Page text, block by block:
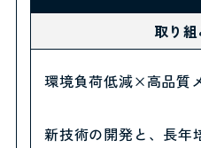
取り
環境負荷低減×高品質
新技術の開発と、長年